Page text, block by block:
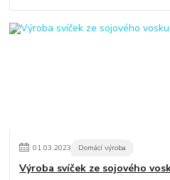
01.03.2023 Domácí výroba
Výroba svíček ze sojového